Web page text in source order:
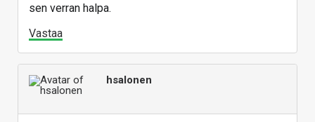
sen verran halpa.
Vastaa
hsalonen